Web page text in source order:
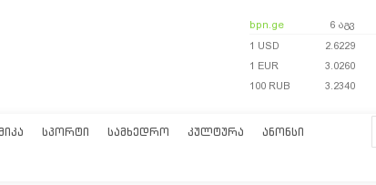
bpn.ge 6 აგვ
1 USD
2.6229
1 EUR
3.0260
100 RUB
3.2340
ᲡᲞᲝᲠᲢᲘ ᲡᲐᲛᲮᲔᲓᲠᲝ ᲙᲣᲚᲢᲣᲠᲐ ᲐᲜᲝᲜᲡᲘ